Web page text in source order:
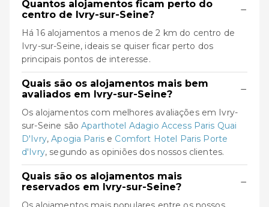
Quantos alojamentos ficam perto do
centro de Ivry-sur-Seine?
−
Há 16 alojamentos a menos de 2 km do centro de
Ivry-sur-Seine, ideais se quiser ficar perto dos
principais pontos de interesse.
Quais são os alojamentos mais bem
avaliados em Ivry-sur-Seine?
−
Os alojamentos com melhores avaliações em Ivry-
sur-Seine sãoAparthotel Adagio Access Paris Quai
D'Ivry,Apogia Paris e Comfort Hotel Paris Porte
d'Ivry, segundo as opiniões dos nossos clientes.
Quais são os alojamentos mais
reservados em Ivry-sur-Seine?
−